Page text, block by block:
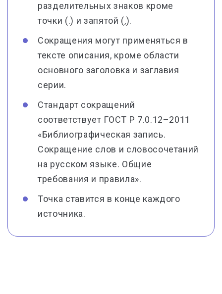
разделительных знаков кроме
точки (.) и запятой (,).
Сокращения могут применяться в
тексте описания, кроме области
основного заголовка и заглавия
серии.
Стандарт сокращений
соответствует ГОСТ Р 7.0.12–2011
«Библиографическая запись.
Сокращение слов и словосочетаний
на русском языке. Общие
требования и правила».
Точка ставится в конце каждого
источника.